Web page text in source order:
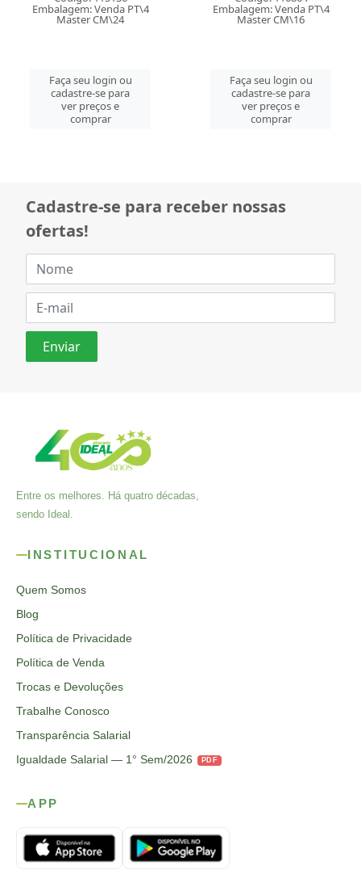
Embalagem: Venda PT\4
Master CM\24
Faça seu login ou
cadastre-se para
ver preços e
comprar
Embalagem: Venda PT\4
Master CM\16
Faça seu login ou
cadastre-se para
ver preços e
comprar
Cadastre-se para receber nossas
ofertas!
Entre os melhores. Há quatro décadas,
sendo Ideal.
INSTITUCIONAL
Quem Somos
Blog
Política de Privacidade
Política de Venda
Trocas e Devoluções
Trabalhe Conosco
Transparência Salarial
Igualdade Salarial — 1° Sem/2026
PDF
APP